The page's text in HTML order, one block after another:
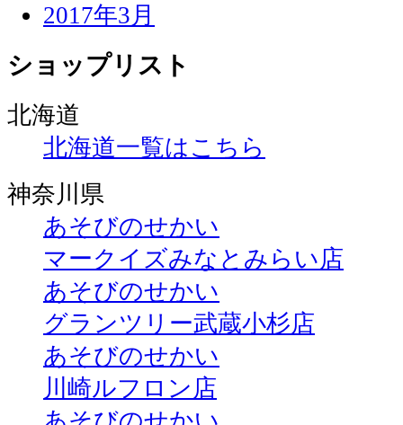
2017年3月
ショップリスト
北海道
北海道一覧はこちら
神奈川県
あそびのせかい
マークイズみなとみらい店
あそびのせかい
グランツリー武蔵小杉店
あそびのせかい
川崎ルフロン店